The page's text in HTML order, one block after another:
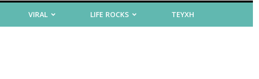
VIRAL LIFE ROCKS ΤΕΥΧΗ